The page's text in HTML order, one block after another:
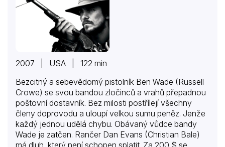
2007 | USA | 122 min
Bezcitný a sebevědomý pistolník Ben Wade (Russell
Crowe) se svou bandou zločinců a vrahů přepadnou
poštovní dostavník. Bez milosti postřílejí všechny
členy doprovodu a uloupí velkou sumu peněz. Jenže
každý jednou udělá chybu. Obávaný vůdce bandy
Wade je zatčen. Rančer Dan Evans (Christian Bale)